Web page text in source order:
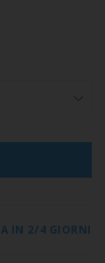
IN 2/4 GIORNI